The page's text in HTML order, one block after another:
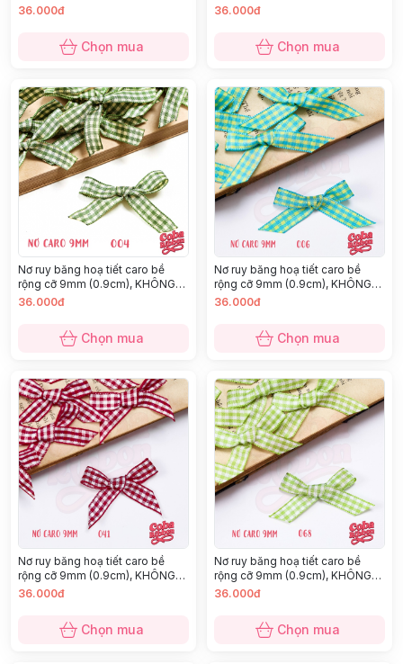
KÈM GHIM CÀI, chất thô cao cấp
36.000đ
Chọn mua
KÈM GHIM CÀI, chất thô cao cấp
36.000đ
Chọn mua
Nơ ruy băng hoạ tiết caro bề
rộng cỡ 9mm (0.9cm), KHÔNG
KÈM GHIM CÀI, chất thô cao cấp
36.000đ
Chọn mua
Nơ ruy băng hoạ tiết caro bề
rộng cỡ 9mm (0.9cm), KHÔNG
KÈM GHIM CÀI, chất thô cao cấp
36.000đ
Chọn mua
Nơ ruy băng hoạ tiết caro bề
rộng cỡ 9mm (0.9cm), KHÔNG
KÈM GHIM CÀI, chất thô cao cấp
36.000đ
Chọn mua
Nơ ruy băng hoạ tiết caro bề
rộng cỡ 9mm (0.9cm), KHÔNG
KÈM GHIM CÀI, chất thô cao cấp
36.000đ
Chọn mua